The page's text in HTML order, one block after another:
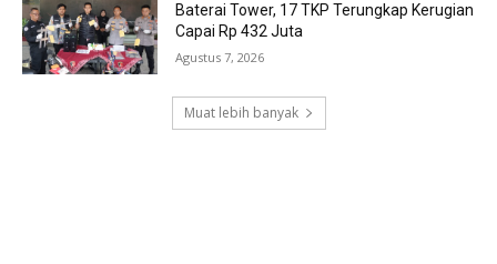
Baterai Tower, 17 TKP Terungkap Kerugian
Capai Rp 432 Juta
Agustus 7, 2026
Muat lebih banyak